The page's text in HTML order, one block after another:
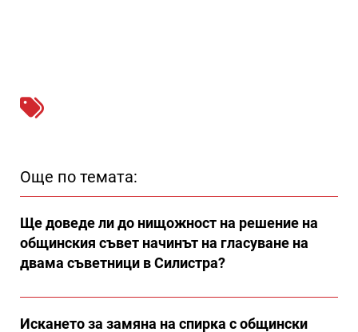
Още по темата:
Ще доведе ли до нищожност на решение на
общинския съвет начинът на гласуване на
двама съветници в Силистра?
Искането за замяна на спирка с общински